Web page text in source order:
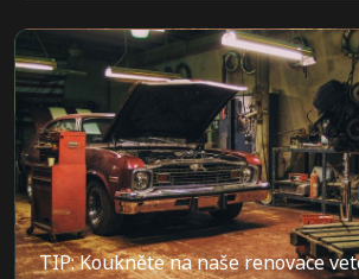
TIP: Koukněte na naše renovace